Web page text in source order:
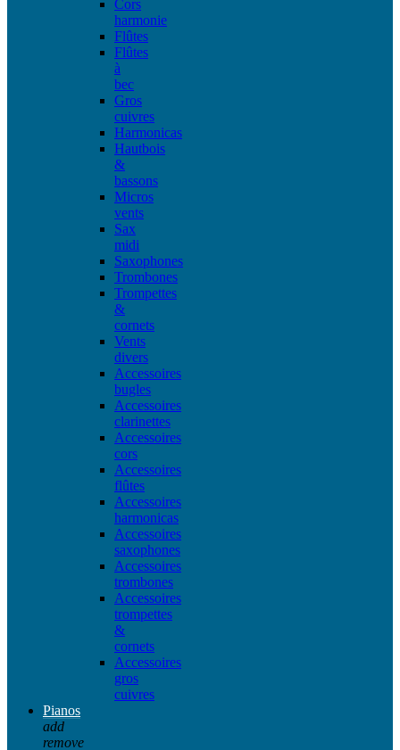
Cors
harmonie
Flûtes
Flûtes
à
bec
Gros
cuivres
Harmonicas
Hautbois
&
bassons
Micros
vents
Sax
midi
Saxophones
Trombones
Trompettes
&
cornets
Vents
divers
Accessoires
bugles
Accessoires
clarinettes
Accessoires
cors
Accessoires
flûtes
Accessoires
harmonicas
Accessoires
saxophones
Accessoires
trombones
Accessoires
trompettes
&
cornets
Accessoires
gros
cuivres
Pianos
add
remove